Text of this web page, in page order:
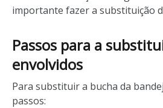
importante fazer a substituição
Passos para a
envolvidos
Para substituir a bucha da
passos: